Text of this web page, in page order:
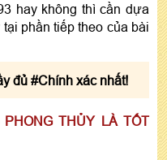
hay không thì cần dựa
phần tiếp theo của bài
đủ #Chính xác nhất!
THỦY LÀ TỐT